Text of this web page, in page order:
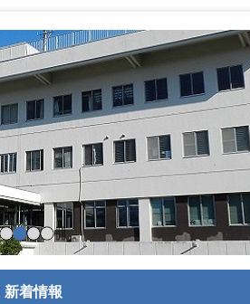
停
止
新着情報